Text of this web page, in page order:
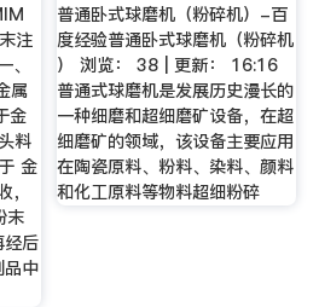
注
属
金
料
金
末
经后
品中
普通卧式球磨机（粉碎机）-百
度经验普通卧式球磨机（粉碎机
） 浏览： 38 | 更新： 16:16
普通式球磨机是发展历史漫长的
一种细磨和超细磨矿设备，在超
细磨矿的领域，该设备主要应用
在陶瓷原料、粉料、染料、颜料
和化工原料等物料超细粉碎